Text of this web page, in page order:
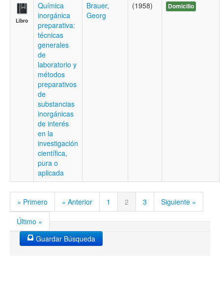
Libro
Química
inorgánica
preparativa:
técnicas
generales
de
laboratorio y
métodos
preparativos
de
substancias
inorgánicas
de interés
en la
investigación
científica,
pura o
aplicada
Brauer,
Georg
(1958) Domicilio
« Primero « Anterior 1 2 3
Siguiente »
Último »
Guardar Búsqueda